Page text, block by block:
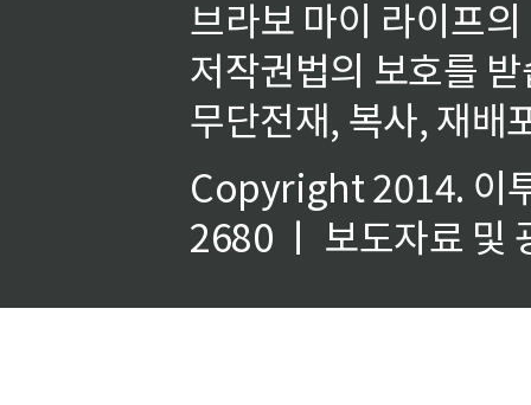
브라보 마이 라이프
저작권법의 보호를
무단전재, 복사, 재배
Copyright 2014. 이
2680 ㅣ 보도자료